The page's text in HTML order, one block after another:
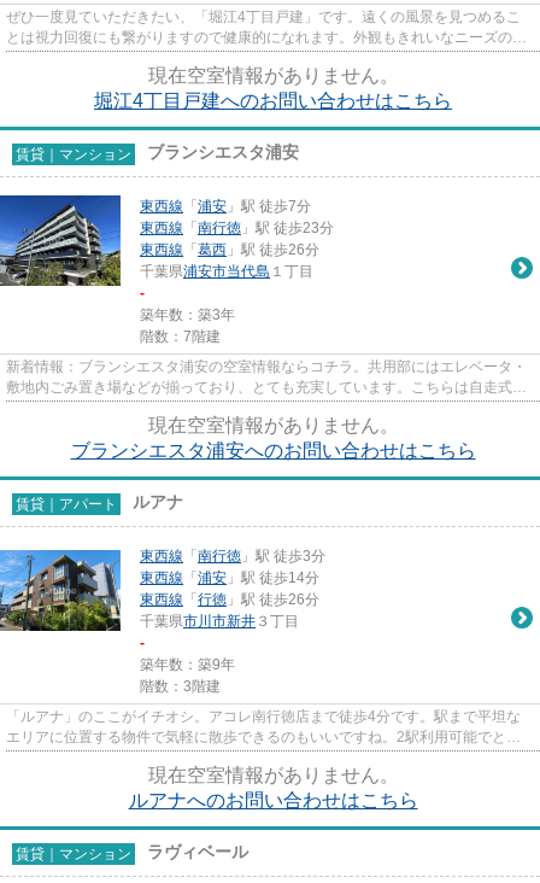
ぜひ一度見ていただきたい、「堀江4丁目戸建」です。遠くの風景を見つめるこ
とは視力回復にも繋がりますので健康的になれます。外観もきれいなニーズの高
現在空室情報がありません。
堀江4丁目戸建へのお問い合わせはこちら
賃貸｜マンション ブランシエスタ浦安
東西線 「 浦安 」駅 徒歩7分
東西線 「 南行徳 」駅 徒歩23分
東西線 「 葛西 」駅 徒歩26分
千葉県浦安市当代島 １丁目
-
築年数：築3年
階数：7階建
新着情報：ブランシエスタ浦安の空室情報ならコチラ。共用部にはエレベータ・
敷地内ごみ置き場などが揃っており、とても充実しています。こちらは自走式駐
現在空室情報がありません。
ブランシエスタ浦安へのお問い合わせはこちら
賃貸｜アパート ルアナ
東西線 「 南行徳 」駅 徒歩3分
東西線 「 浦安 」駅 徒歩14分
東西線 「 行徳 」駅 徒歩26分
千葉県市川市新井 ３丁目
-
築年数：築9年
階数：3階建
「ルアナ」のここがイチオシ。アコレ南行徳店まで徒歩4分です。駅まで平坦な
エリアに位置する物件で気軽に散歩できるのもいいですね。2駅利用可能でとて
現在空室情報がありません。
ルアナへのお問い合わせはこちら
賃貸｜マンション ラヴィベール